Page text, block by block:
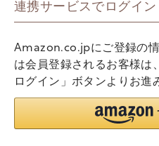
連携サービスでログイ
Amazon.co.jpにご登録の
は会員登録されるお客様
ログイン」ボタンよりお進